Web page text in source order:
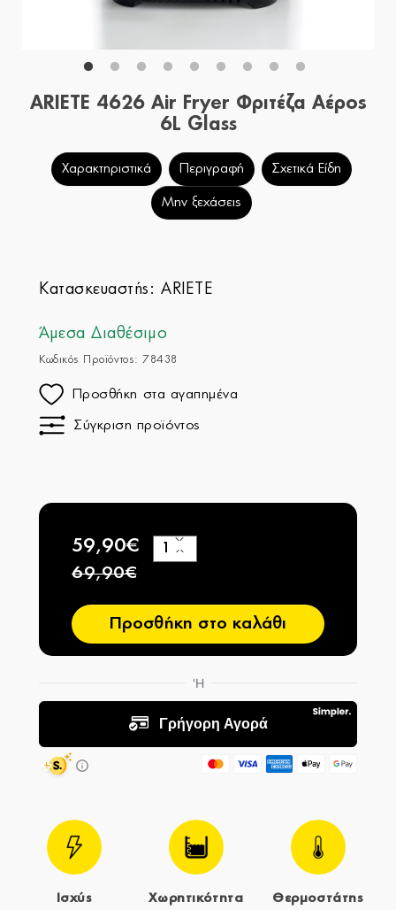
ARIETE 4626 Air Fryer Φριτέζα Αέρος
6L Glass
Χαρακτηριστικά Περιγραφή Σχετικά Είδη
Μην ξεχάσεις
Κατασκευαστής:ARIETE
Άμεσα Διαθέσιμο
Κωδικός Προϊόντος: 78438
Προσθήκη στα αγαπημένα
Σύγκριση προϊόντος
59,90€
69,90€
−
+
Προσθήκη στο καλάθι
Ισχύς Χωρητικότητα Θερμοστάτης